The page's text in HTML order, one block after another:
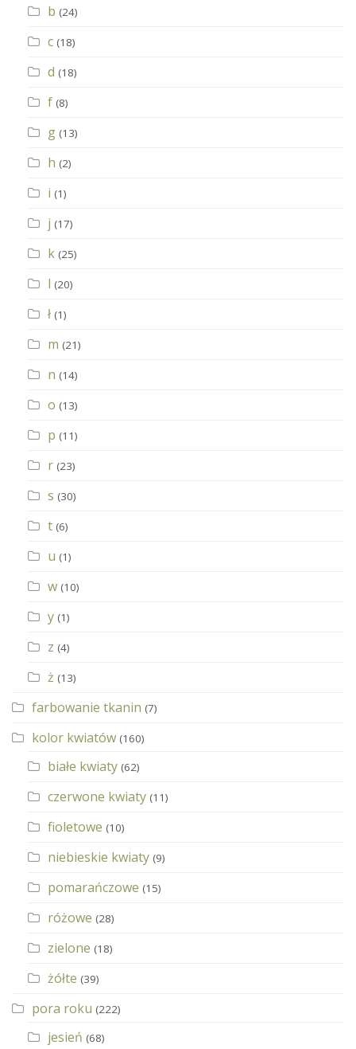
b (24)
c (18)
d (18)
f (8)
g (13)
h (2)
i (1)
j (17)
k (25)
l (20)
ł (1)
m (21)
n (14)
o (13)
p (11)
r (23)
s (30)
t (6)
u (1)
w (10)
y (1)
z (4)
ż (13)
farbowanie tkanin (7)
kolor kwiatów (160)
białe kwiaty (62)
czerwone kwiaty (11)
fioletowe (10)
niebieskie kwiaty (9)
pomarańczowe (15)
różowe (28)
zielone (18)
żółte (39)
pora roku (222)
jesień (68)